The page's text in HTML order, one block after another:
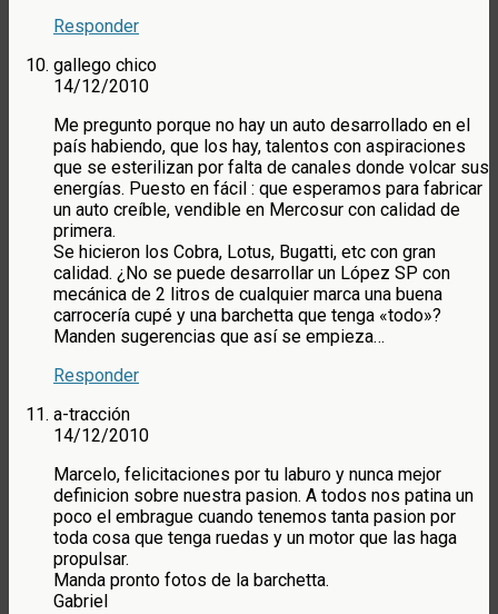
Responder
gallego chico
14/12/2010
Me pregunto porque no hay un auto desarrollado en el
país habiendo, que los hay, talentos con aspiraciones
que se esterilizan por falta de canales donde volcar sus
energías. Puesto en fácil : que esperamos para fabricar
un auto creíble, vendible en Mercosur con calidad de
primera.
Se hicieron los Cobra, Lotus, Bugatti, etc con gran
calidad. ¿No se puede desarrollar un López SP con
mecánica de 2 litros de cualquier marca una buena
carrocería cupé y una barchetta que tenga «todo»?
Manden sugerencias que así se empieza…
Responder
a-tracción
14/12/2010
Marcelo, felicitaciones por tu laburo y nunca mejor
definicion sobre nuestra pasion. A todos nos patina un
poco el embrague cuando tenemos tanta pasion por
toda cosa que tenga ruedas y un motor que las haga
propulsar.
Manda pronto fotos de la barchetta.
Gabriel